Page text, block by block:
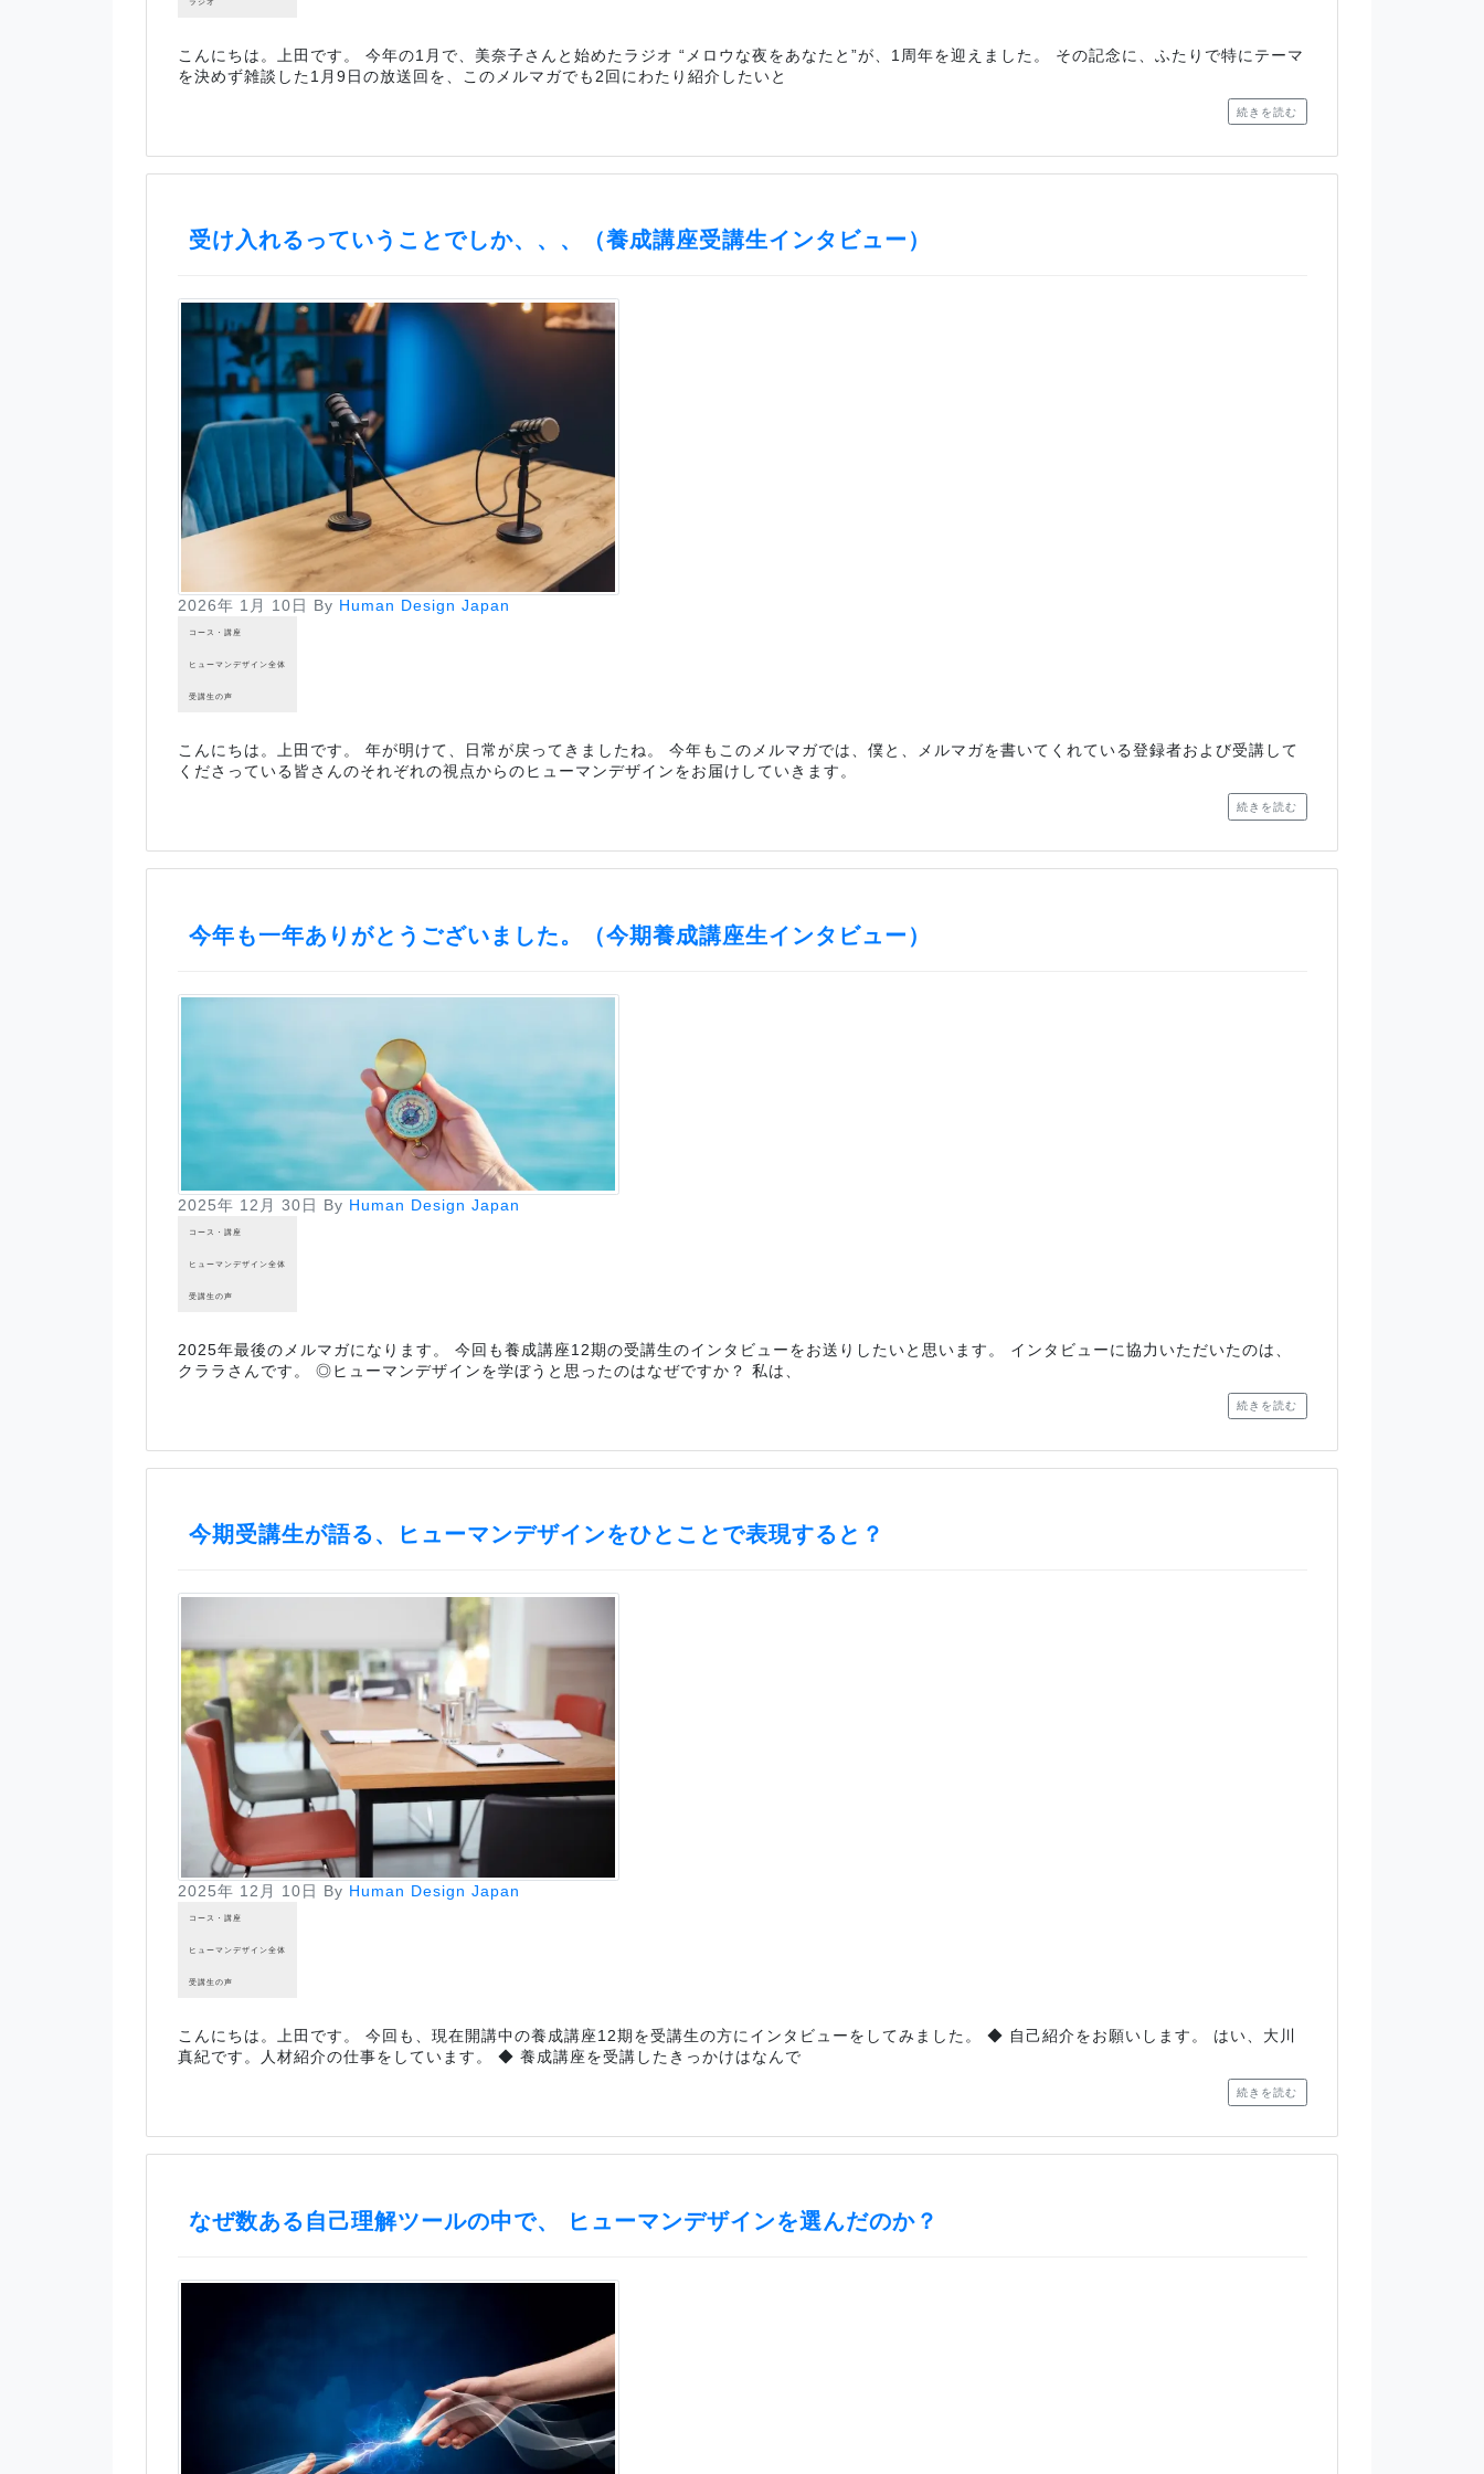
こんにちは。上田です。 今年の1月で、美奈子さんと始めたラジオ “メロウな夜をあなたと”が、1周年を迎えました。 その記念に、ふたりで特にテーマ
を決めず雑談した1月9日の放送回を、このメルマガでも2回にわたり紹介したいと
続きを読む
受け入れるっていうことでしか、、、（養成講座受講生インタビュー）
2026年 1月 10日 By Human Design Japan
コース・講座
ヒューマンデザイン全体
受講生の声
こんにちは。上田です。 年が明けて、日常が戻ってきましたね。 今年もこのメルマガでは、僕と、メルマガを書いてくれている登録者および受講して
くださっている皆さんのそれぞれの視点からのヒューマンデザインをお届けしていきます。
続きを読む
今年も一年ありがとうございました。（今期養成講座生インタビュー）
2025年 12月 30日 By Human Design Japan
コース・講座
ヒューマンデザイン全体
受講生の声
2025年最後のメルマガになります。 今回も養成講座12期の受講生のインタビューをお送りしたいと思います。 インタビューに協力いただいたのは、
クララさんです。 ◎ヒューマンデザインを学ぼうと思ったのはなぜですか？ 私は、
続きを読む
今期受講生が語る、ヒューマンデザインをひとことで表現すると？
2025年 12月 10日 By Human Design Japan
コース・講座
ヒューマンデザイン全体
受講生の声
こんにちは。上田です。 今回も、現在開講中の養成講座12期を受講生の方にインタビューをしてみました。 ◆ 自己紹介をお願いします。 はい、大川
真紀です。人材紹介の仕事をしています。 ◆ 養成講座を受講したきっかけはなんで
続きを読む
なぜ数ある自己理解ツールの中で、 ヒューマンデザインを選んだのか？